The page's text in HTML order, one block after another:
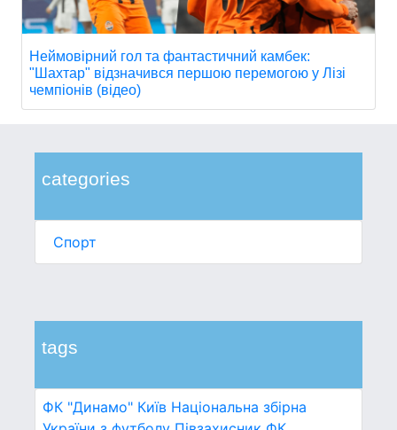
categories
Спорт
tags
ФК "Динамо" Київ Національна збірна
Неймовірний гол та фантастичний камбек:
"Шахтар" відзначився першою перемогою у Лізі
чемпіонів (відео)